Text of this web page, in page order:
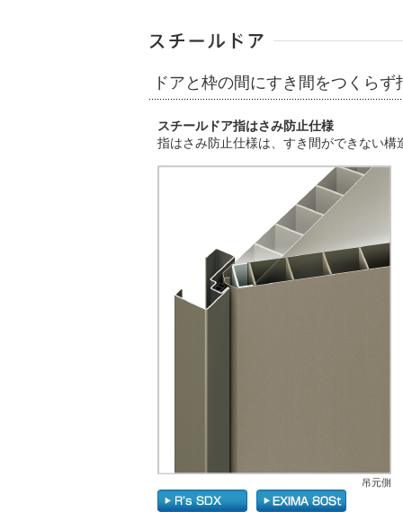
ドアと枠の間にすき間をつくら
スチールドア指はさみ防止仕様
指はさみ防止仕様は、すき間ができない
吊元側